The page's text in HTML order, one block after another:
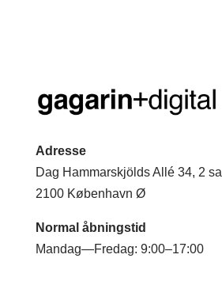
Adresse
Dag Hammarskjölds Allé 34, 2 sal
2100 København Ø
Normal åbningstid
Mandag—Fredag: 9:00–17:00